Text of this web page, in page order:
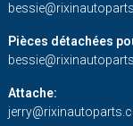
Pièces détachées
Attache: